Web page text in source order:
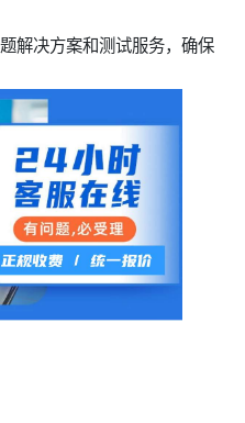
解决方案和测试服务，确保